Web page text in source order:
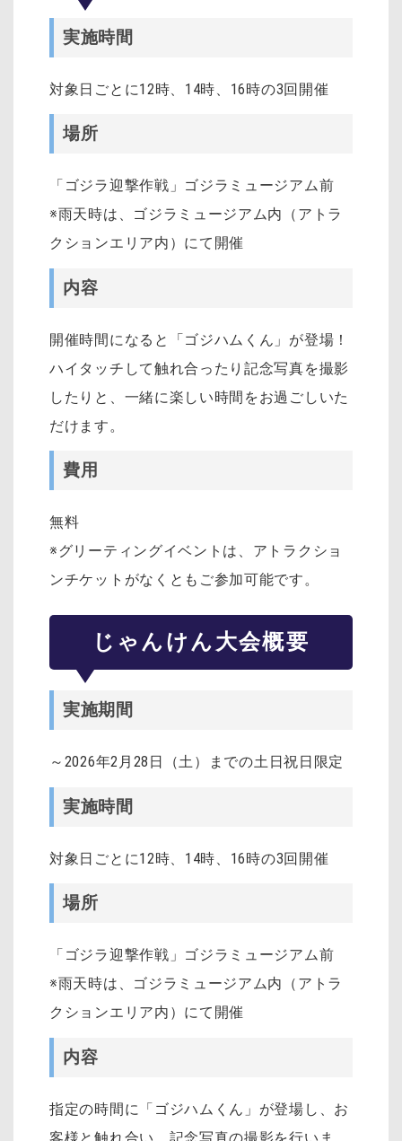
実施時間
対象日ごとに12時、14時、16時の3回開催
場所
「ゴジラ迎撃作戦」ゴジラミュージアム前
※雨天時は、ゴジラミュージアム内（アトラ
クションエリア内）にて開催
内容
開催時間になると「ゴジハムくん」が登場！
ハイタッチして触れ合ったり記念写真を撮影
したりと、一緒に楽しい時間をお過ごしいた
だけます。
費用
無料
※グリーティングイベントは、アトラクショ
ンチケットがなくともご参加可能です。
じゃんけん大会概要
実施期間
～2026年2月28日（土）までの土日祝日限定
実施時間
対象日ごとに12時、14時、16時の3回開催
場所
「ゴジラ迎撃作戦」ゴジラミュージアム前
※雨天時は、ゴジラミュージアム内（アトラ
クションエリア内）にて開催
内容
指定の時間に「ゴジハムくん」が登場し、お